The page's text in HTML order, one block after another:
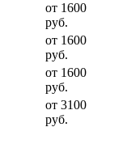
от 1600
руб.
от 1600
руб.
от 1600
руб.
от 3100
руб.